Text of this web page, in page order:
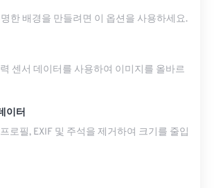
한 배경을 만들려면 이 옵션을 사용하세요.
센서 데이터를 사용하여 이미지를 올바르
이터
로필, EXIF ​​및 주석을 제거하여 크기를 줄입